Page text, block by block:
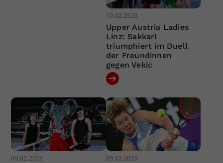
10.02.2023
Upper Austria Ladies
Linz: Sakkari
triumphiert im Duell
der Freundinnen
gegen Vekic
09.02.2023 09.02.2023